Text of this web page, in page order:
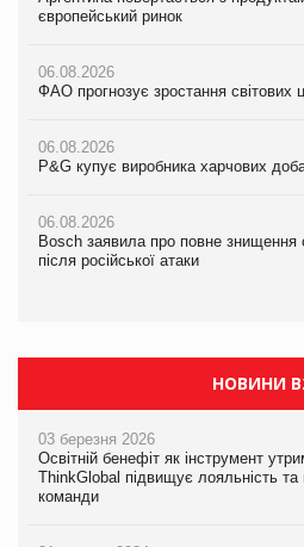
європейський ринок
06.08.2026
ФАО прогнозує зростання світових
06.08.2026
P&G купує виробника харчових
06.08.2026
Bosch заявила про повне знищення
після російської атаки
європейський ринок
06.08.2026
ФАО прогнозує зростання світових
06.08.2026
P&G купує виробника харчових
06.08.2026
Bosch заявила про повне знищення
після російської атаки
європейський ринок
06.08.2026
ФАО прогнозує зростання світових
06.08.2026
P&G купує виробника харчових
06.08.2026
Bosch заявила про повне знищення
після російської атаки
НОВИНИ
03 березня 2026
Освітній бенефіт як інструмент
ThinkGlobal підвищує лояльність та
команди